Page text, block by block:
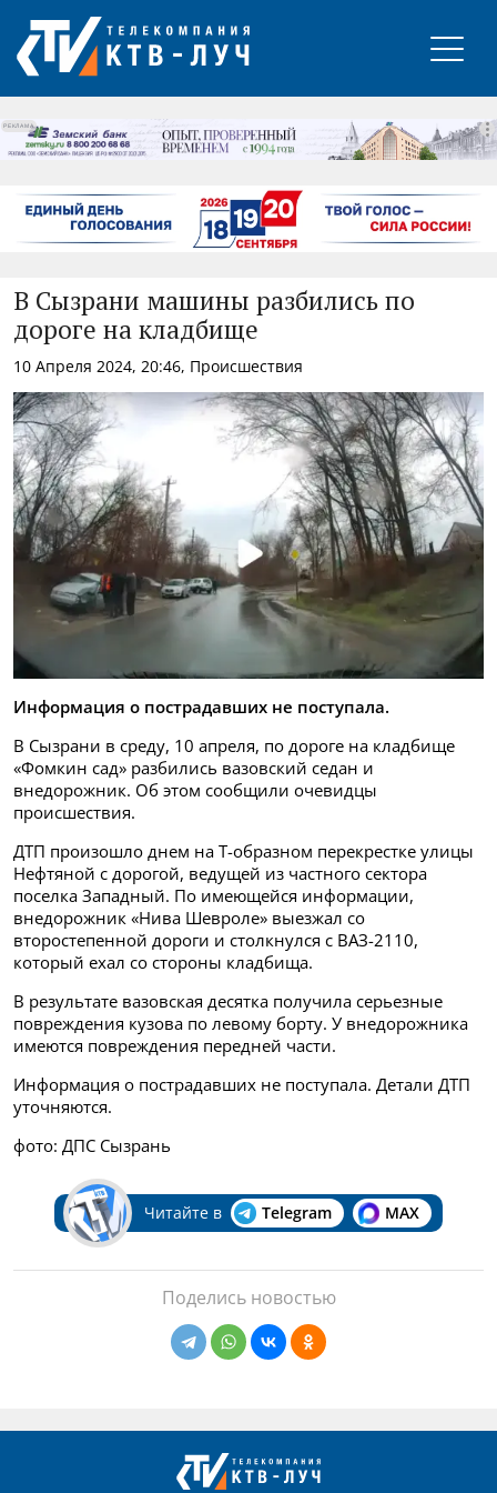
РЕКЛАМА
В Сызрани машины разбились по
дороге на кладбище
10 Апреля 2024, 20:46, Происшествия
Информация о пострадавших не поступала.
В Сызрани в среду, 10 апреля, по дороге на кладбище
«Фомкин сад» разбились вазовский седан и
внедорожник. Об этом сообщили очевидцы
происшествия.
ДТП произошло днем на Т-образном перекрестке улицы
Нефтяной с дорогой, ведущей из частного сектора
поселка Западный. По имеющейся информации,
внедорожник «Нива Шевроле» выезжал со
второстепенной дороги и столкнулся с ВАЗ-2110,
который ехал со стороны кладбища.
В результате вазовская десятка получила серьезные
повреждения кузова по левому борту. У внедорожника
имеются повреждения передней части.
Информация о пострадавших не поступала. Детали ДТП
уточняются.
фото: ДПС Сызрань
Читайте в Telegram MAX
Поделись новостью